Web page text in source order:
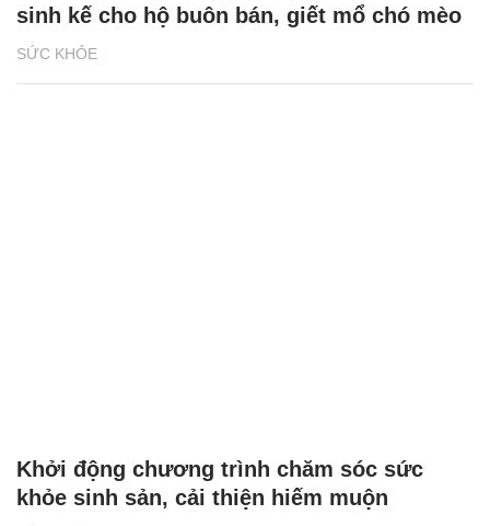
SỨC KHỎE
sinh kế cho hộ buôn bán, giết mổ chó mèo
Khởi động chương trình chăm sóc sức
khỏe sinh sản, cải thiện hiếm muộn